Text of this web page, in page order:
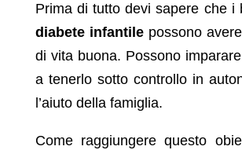
Prima di tutto devi sapere che i
diabete infantilepossono
di vita buona. Possono
a tenerlo sotto controllo in
l’aiuto della famiglia.
Come raggiungere questo